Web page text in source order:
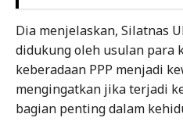
Dia menjelaskan, Silatnas
didukung oleh usulan para
keberadaan PPP menjadi
mengingatkan jika terjadi
bagian penting dalam